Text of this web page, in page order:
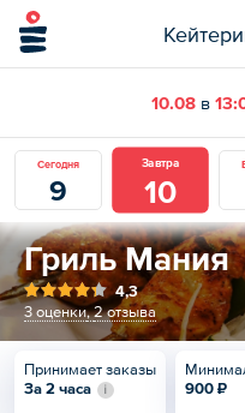
10.08в
Сегодня
9
Завтра
10
Гриль Мания
4,3
3 оценки,2 отзыва
Принимает заказы
За 2 часа
900 ₽